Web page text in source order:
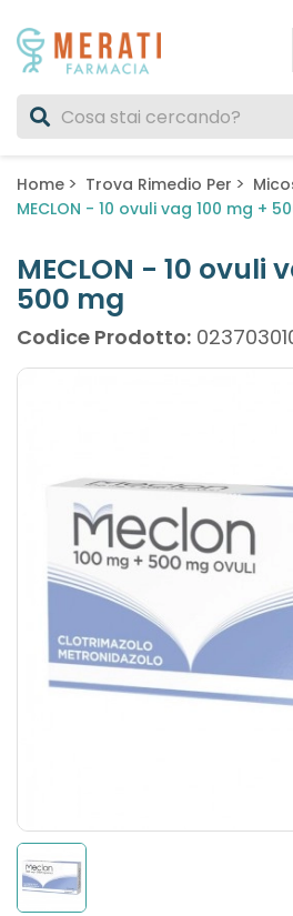
Home Trova Rimedio Per
MECLON - 10 ovuli vag 100 mg +
MECLON - 10 ovuli
500 mg
Codice Prodotto: